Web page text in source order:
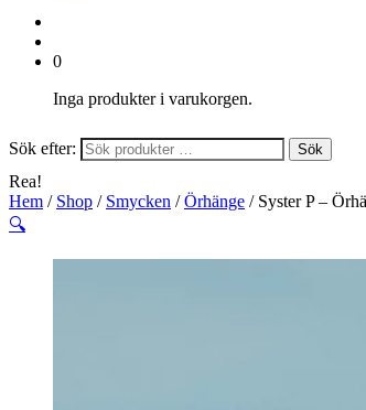
0
Inga produkter i varukorgen.
Sök efter: Sök
Rea!
Hem / Shop / Smycken /Örhänge / Syster P –
🔍